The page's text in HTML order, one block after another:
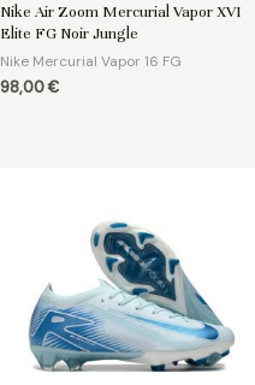
Note
sur
Nike Air Zoom Mercurial Vapor XVI
Elite FG Noir Jungle
Nike Mercurial Vapor 16 FG
98,00€